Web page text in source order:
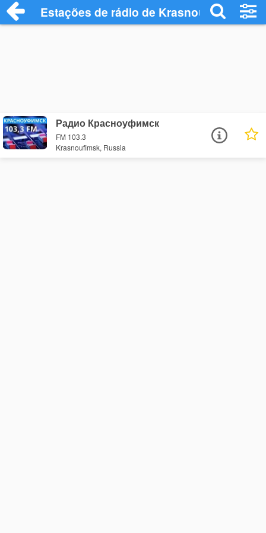
Estações de rádio de Krasnoufimsk -
Радио Красноуфимск
FM 103.3
Krasnoufimsk, Russia